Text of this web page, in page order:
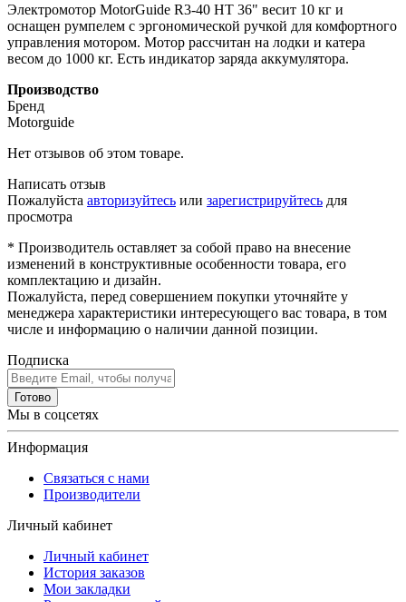
Электромотор MotorGuide R3-40 HT 36" весит 10 кг и
оснащен румпелем с эргономической ручкой для комфортного
управления мотором. Мотор рассчитан на лодки и катера
весом до 1000 кг. Есть индикатор заряда аккумулятора.
Производство
Бренд
Motorguide
Нет отзывов об этом товаре.
Написать отзыв
Пожалуйста авторизуйтесь или зарегистрируйтесь для
просмотра
* Производитель оставляет за собой право на внесение
изменений в конструктивные особенности товара, его
комплектацию и дизайн.
Пожалуйста, перед совершением покупки уточняйте у
менеджера характеристики интересующего вас товара, в том
числе и информацию о наличии данной позиции.
Подписка
Готово
Мы в соцсетях
Информация
Связаться с нами
Производители
Личный кабинет
Личный кабинет
История заказов
Мои закладки